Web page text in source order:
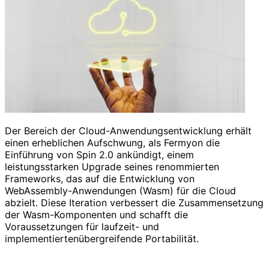
Der Bereich der Cloud-Anwendungsentwicklung erhält
einen erheblichen Aufschwung, als Fermyon die
Einführung von Spin 2.0 ankündigt, einem
leistungsstarken Upgrade seines renommierten
Frameworks, das auf die Entwicklung von
WebAssembly-Anwendungen (Wasm) für die Cloud
abzielt. Diese Iteration verbessert die Zusammensetzung
der Wasm-Komponenten und schafft die
Voraussetzungen für laufzeit- und
implementiertenübergreifende Portabilität.